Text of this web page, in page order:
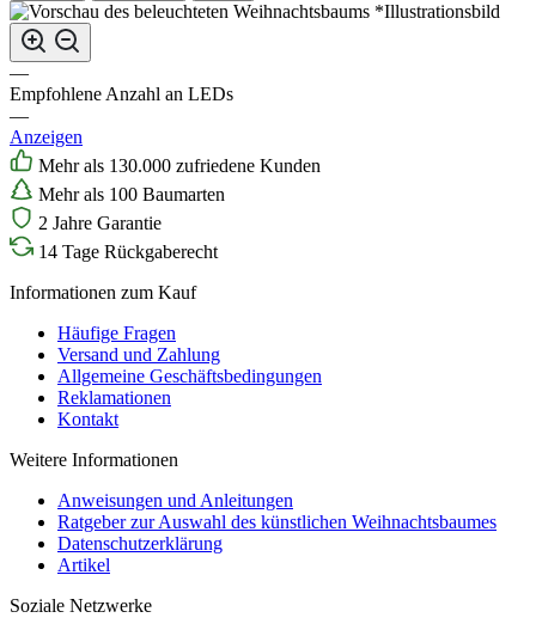
*Illustrationsbild
—
Empfohlene Anzahl an LEDs
—
Anzeigen
Mehr als 130.000 zufriedene Kunden
Mehr als 100 Baumarten
2 Jahre Garantie
14 Tage Rückgaberecht
Informationen zum Kauf
Häufige Fragen
Versand und Zahlung
Allgemeine Geschäftsbedingungen
Reklamationen
Kontakt
Weitere Informationen
Anweisungen und Anleitungen
Ratgeber zur Auswahl des künstlichen Weihnachtsbaumes
Datenschutzerklärung
Artikel
Soziale Netzwerke